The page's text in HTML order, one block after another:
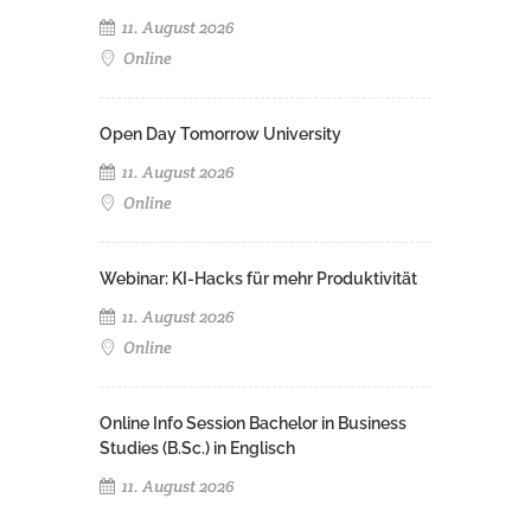
11. August 2026
Online
Open Day Tomorrow University
11. August 2026
Online
Webinar: KI-Hacks für mehr Produktivität
11. August 2026
Online
Online Info Session Bachelor in Business
Studies (B.Sc.) in Englisch
11. August 2026